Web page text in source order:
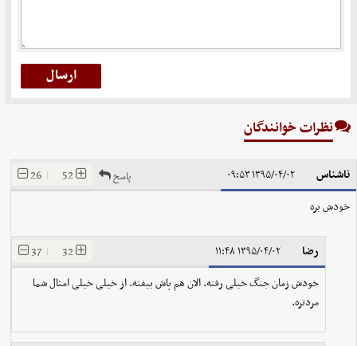
نظرات خوانندگان
ناشناس ۱۳۹۵/۰۴/۰۲ ۰۹:۵۳ 52
|
26 پاسخ
خودش بره
رضا ۱۳۹۵/۰۴/۰۲ ۱۱:۴۸ 32
|
37
خودش زمان جنگ خیلی رفته. الان هم پاش بیفته. از خیلی خیلی امثال شما
مردتره.